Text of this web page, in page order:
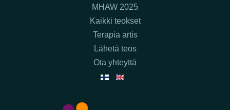
MHAW 2025
Kaikki teokset
Terapia artis
Lähetä teos
Ota yhteyttä